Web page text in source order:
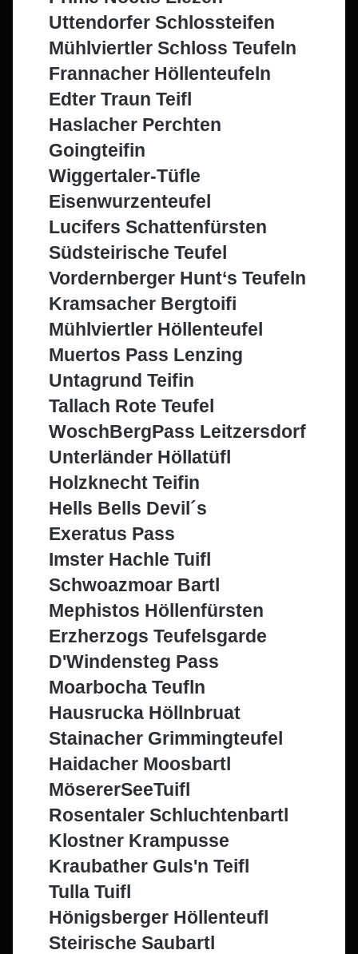
Uttendorfer Schlossteifen
Mühlviertler Schloss Teufeln
Frannacher Höllenteufeln
Edter Traun Teifl
Haslacher Perchten
Goingteifin
Wiggertaler-Tüfle
Eisenwurzenteufel
Lucifers Schattenfürsten
Südsteirische Teufel
Vordernberger Hunt‘s Teufeln
Kramsacher Bergtoifi
Mühlviertler Höllenteufel
Muertos Pass Lenzing
Untagrund Teifin
Tallach Rote Teufel
WoschBergPass Leitzersdorf
Unterländer Höllatüfl
Holzknecht Teifin
Hells Bells Devil´s
Exeratus Pass
Imster Hachle Tuifl
Schwoazmoar Bartl
Mephistos Höllenfürsten
Erzherzogs Teufelsgarde
D'Windensteg Pass
Moarbocha Teufln
Hausrucka Höllnbruat
Stainacher Grimmingteufel
Haidacher Moosbartl
MösererSeeTuifl
Rosentaler Schluchtenbartl
Klostner Krampusse
Kraubather Guls'n Teifl
Tulla Tuifl
Hönigsberger Höllenteufl
Steirische Saubartl